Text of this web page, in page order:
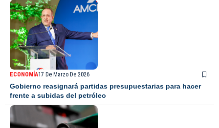
ECONOMÍA17 De Marzo De 2026
Gobierno reasignará partidas presupuestarias para hacer
frente a subidas del petróleo